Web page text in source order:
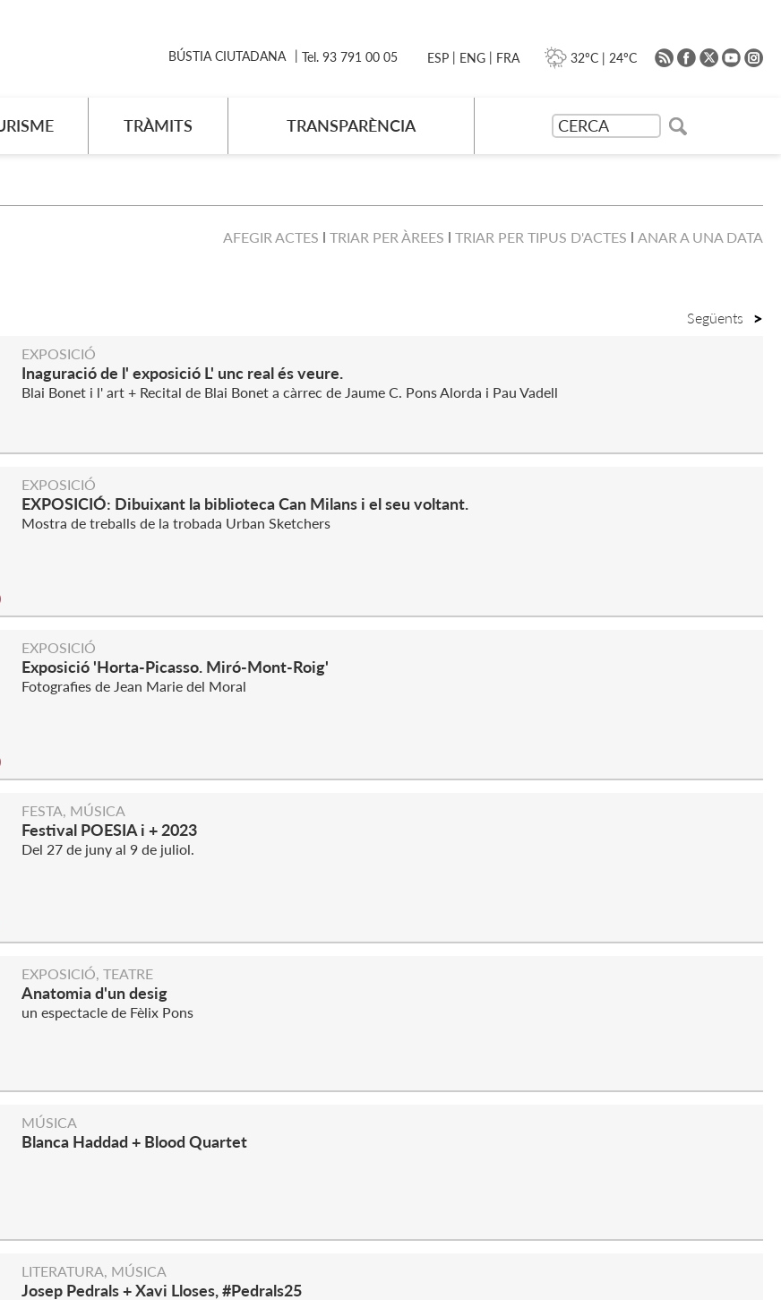
TRÀMITS TRANSPARÈNCIA
BÚSTIA CIUTADANA Tel. 93 791 00 05 ESP | ENG | FRA 32ºC | 24ºC
AFEGIR ACTES TRIAR PER ÀREES TRIAR PER TIPUS D'ACTES ANAR A UNA DATA
Següents
EXPOSICIÓ
Inaguració de l' exposició L' unc real és veure.
Blai Bonet i l' art + Recital de Blai Bonet a càrrec de Jaume C. Pons Alorda i Pau Vadell
)
EXPOSICIÓ
EXPOSICIÓ: Dibuixant la biblioteca Can Milans i el seu voltant.
Mostra de treballs de la trobada Urban Sketchers
)
EXPOSICIÓ
Exposició 'Horta-Picasso. Miró-Mont-Roig'
Fotografies de Jean Marie del Moral
FESTA, MÚSICA
Festival POESIA i + 2023
Del 27 de juny al 9 de juliol.
EXPOSICIÓ, TEATRE
Anatomia d'un desig
un espectacle de Fèlix Pons
MÚSICA
Blanca Haddad + Blood Quartet
LITERATURA, MÚSICA
Josep Pedrals + Xavi Lloses, #Pedrals25